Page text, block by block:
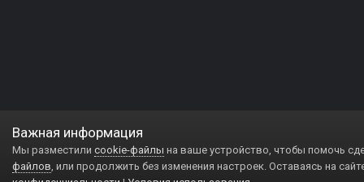
Важная информация
Мы разместили cookie-файлы на ваше устройство, чтобы помочь
файлов, или продолжить без изменения настроек. Оставаясь на